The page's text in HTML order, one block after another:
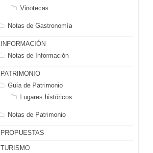
Vinotecas
Notas de Gastronomía
INFORMACIÓN
Notas de Información
PATRIMONIO
Guía de Patrimonio
Lugares históricos
Notas de Patrimonio
PROPUESTAS
TURISMO